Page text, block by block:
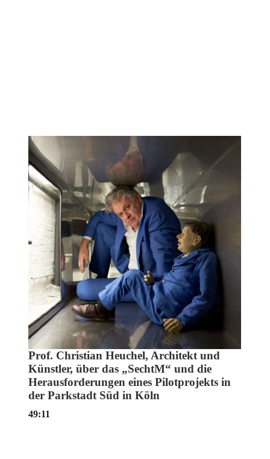
Prof. Christian Heuchel, Architekt und
Künstler, über das „SechtM“ und die
Herausforderungen eines Pilotprojekts in
der Parkstadt Süd in Köln
49:11